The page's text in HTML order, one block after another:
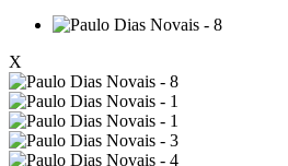
X